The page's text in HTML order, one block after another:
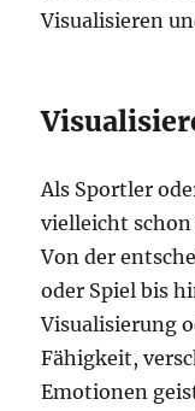
Visualisieren
Als Sportler
vielleicht
Von der
oder Spiel bis
Visualisierung
Fähigkeit,
Emotionen